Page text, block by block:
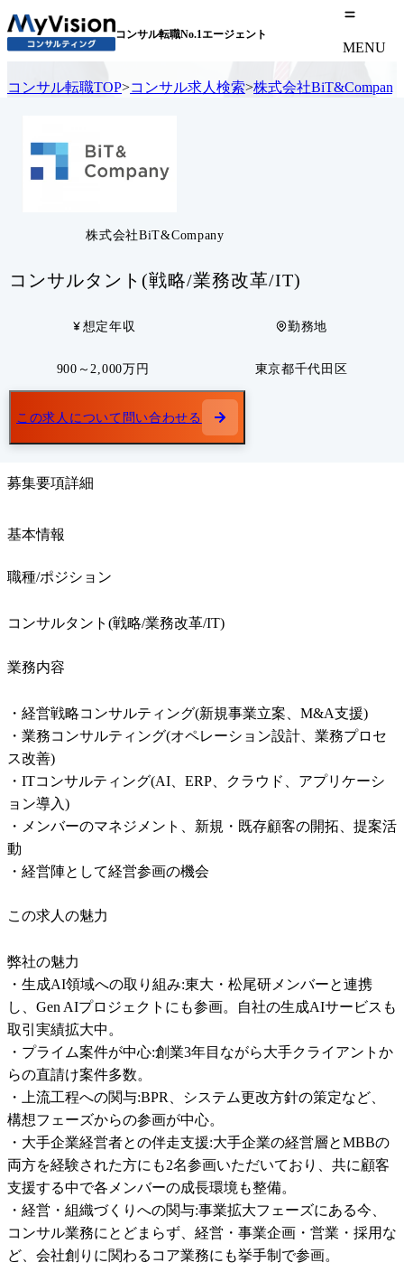
コンサル転職No.1エージェント
MENU
コンサル転職TOP>コンサル求人検索>株式会社BiT&Company
株式会社BiT&Company
コンサルタント(戦略/業務改革/IT)
想定年収
900～2,000万円
勤務地
東京都千代田区
この求人について問い合わせる
募集要項詳細
基本情報
職種/ポジション
コンサルタント(戦略/業務改革/IT)
業務内容
・経営戦略コンサルティング(新規事業立案、M&A支援)
・業務コンサルティング(オペレーション設計、業務プロセ
ス改善)
・ITコンサルティング(AI、ERP、クラウド、アプリケーシ
ョン導入)
・メンバーのマネジメント、新規・既存顧客の開拓、提案活
動
・経営陣として経営参画の機会
この求人の魅力
弊社の魅力
・生成AI領域への取り組み:東大・松尾研メンバーと連携
し、Gen AIプロジェクトにも参画。自社の生成AIサービスも
取引実績拡大中。
・プライム案件が中心:創業3年目ながら大手クライアントか
らの直請け案件多数。
・上流工程への関与:BPR、システム更改方針の策定など、
構想フェーズからの参画が中心。
・大手企業経営者との伴走支援:大手企業の経営層とMBBの
両方を経験された方にも2名参画いただいており、共に顧客
支援する中で各メンバーの成長環境も整備。
・経営・組織づくりへの関与:事業拡大フェーズにある今、
コンサル業務にとどまらず、経営・事業企画・営業・採用な
ど、会社創りに関わるコア業務にも挙手制で参画。